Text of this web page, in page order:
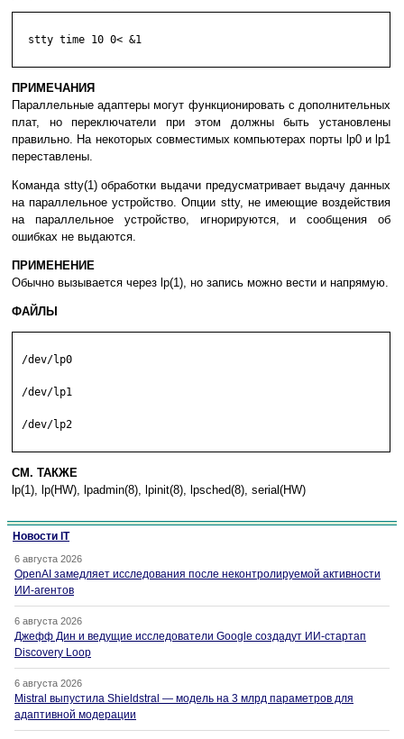
  stty time 10 0< &1
ПРИМЕЧАНИЯ
Параллельные адаптеры могут функционировать с дополнительных
плат, но переключатели при этом должны быть установлены
правильно. На некоторых совместимых компьютерах порты lp0 и lp1
переставлены.
Команда stty(1) обработки выдачи предусматривает выдачу данных
на параллельное устройство. Опции stty, не имеющие воздействия
на параллельное устройство, игнорируются, и сообщения об
ошибках не выдаются.
ПРИМЕНЕНИЕ
Обычно вызывается через lp(1), но запись можно вести и напрямую.
ФАЙЛЫ
/dev/lp0
/dev/lp1
/dev/lp2
СМ. ТАКЖЕ
lp(1), lp(HW), lpadmin(8), lpinit(8), lpsched(8), serial(HW)
Новости IT
6 августа 2026
OpenAI замедляет исследования после неконтролируемой активности
ИИ-агентов
6 августа 2026
Джефф Дин и ведущие исследователи Google создадут ИИ-стартап
Discovery Loop
6 августа 2026
Mistral выпустила Shieldstral — модель на 3 млрд параметров для
адаптивной модерации